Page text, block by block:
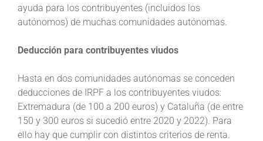
ayuda para los contribuyentes (incluidos los
autónomos) de muchas comunidades autónomas.
Deducción para contribuyentes viudos
Hasta en dos comunidades autónomas se conceden
deducciones de IRPF a los contribuyentes viudos:
Extremadura (de 100 a 200 euros) y Cataluña (de entre
150 y 300 euros si sucedió entre 2020 y 2022). Para
ello hay que cumplir con distintos criterios de renta.